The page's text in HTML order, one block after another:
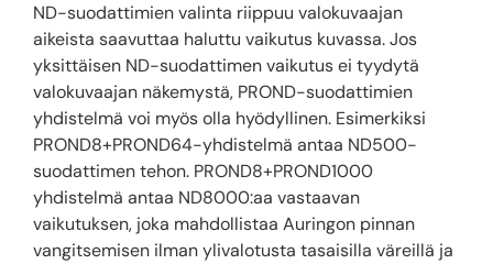
ND-suodattimien valinta riippuu valokuvaajan
aikeista saavuttaa haluttu vaikutus kuvassa. Jos
yksittäisen ND-suodattimen vaikutus ei tyydytä
valokuvaajan näkemystä, PROND-suodattimien
yhdistelmä voi myös olla hyödyllinen. Esimerkiksi
PROND8+PROND64-yhdistelmä antaa ND500-
suodattimen tehon. PROND8+PROND1000
yhdistelmä antaa ND8000:aa vastaavan
vaikutuksen, joka mahdollistaa Auringon pinnan
vangitsemisen ilman ylivalotusta tasaisilla väreillä ja